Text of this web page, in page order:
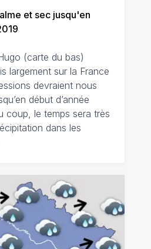
et sec jusqu'en
(carte du bas)
largement sur la France
devraient nous
début d’année
coup, le temps sera très
dans les